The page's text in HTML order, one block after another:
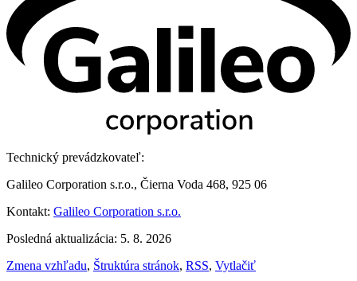
Technický prevádzkovateľ:
Galileo Corporation s.r.o., Čierna Voda 468, 925 06
Kontakt: Galileo Corporation s.r.o.
Posledná aktualizácia: 5. 8. 2026
Zmena vzhľadu, Štruktúra stránok, RSS, Vytlačiť